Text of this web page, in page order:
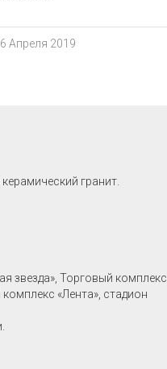
Апреля 2019
гранит.
звезда», Торговый комплекс
«Лента», стадион